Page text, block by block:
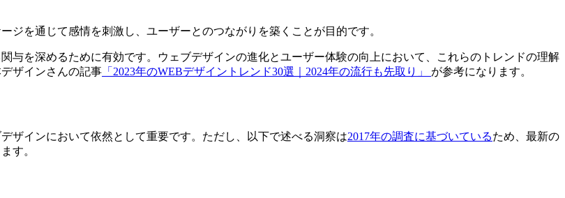
ジを通じて感情を刺激し、ユーザーとのつながりを築くことが目的です​​。
与を深めるために有効です。ウェブデザインの進化とユーザー体験の向上において、これらのトレンドの理解
ザインさんの記事 「2023年のWEBデザイントレンド30選｜2024年の流行も先取り」 が参考になります。
ザインにおいて依然として重要です。ただし、以下で述べる洞察は2017年の調査に基づいているため、最新の
す。